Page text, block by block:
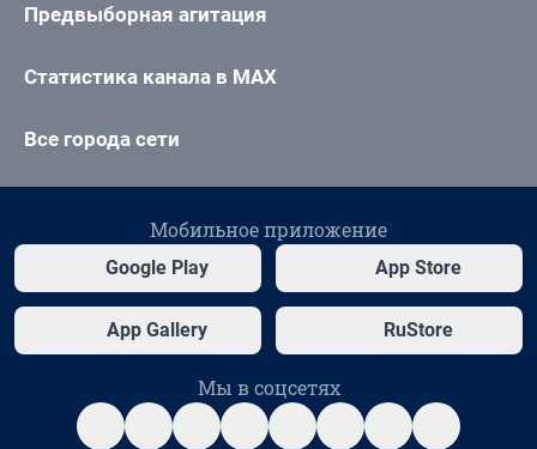
Предвыборная агитация
Статистика канала в MAX
Все города сети
Мобильное приложение
Google Play App Store
App Gallery RuStore
Мы в соцсетях